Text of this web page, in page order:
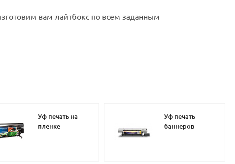
вам лайтбокс по всем заданным
Уф печать на
пленке
Уф печать
баннеров